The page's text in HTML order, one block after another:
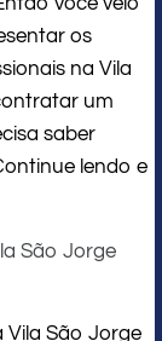
os
na Vila
um
saber
lendo e
São Jorge
Vila São Jorge